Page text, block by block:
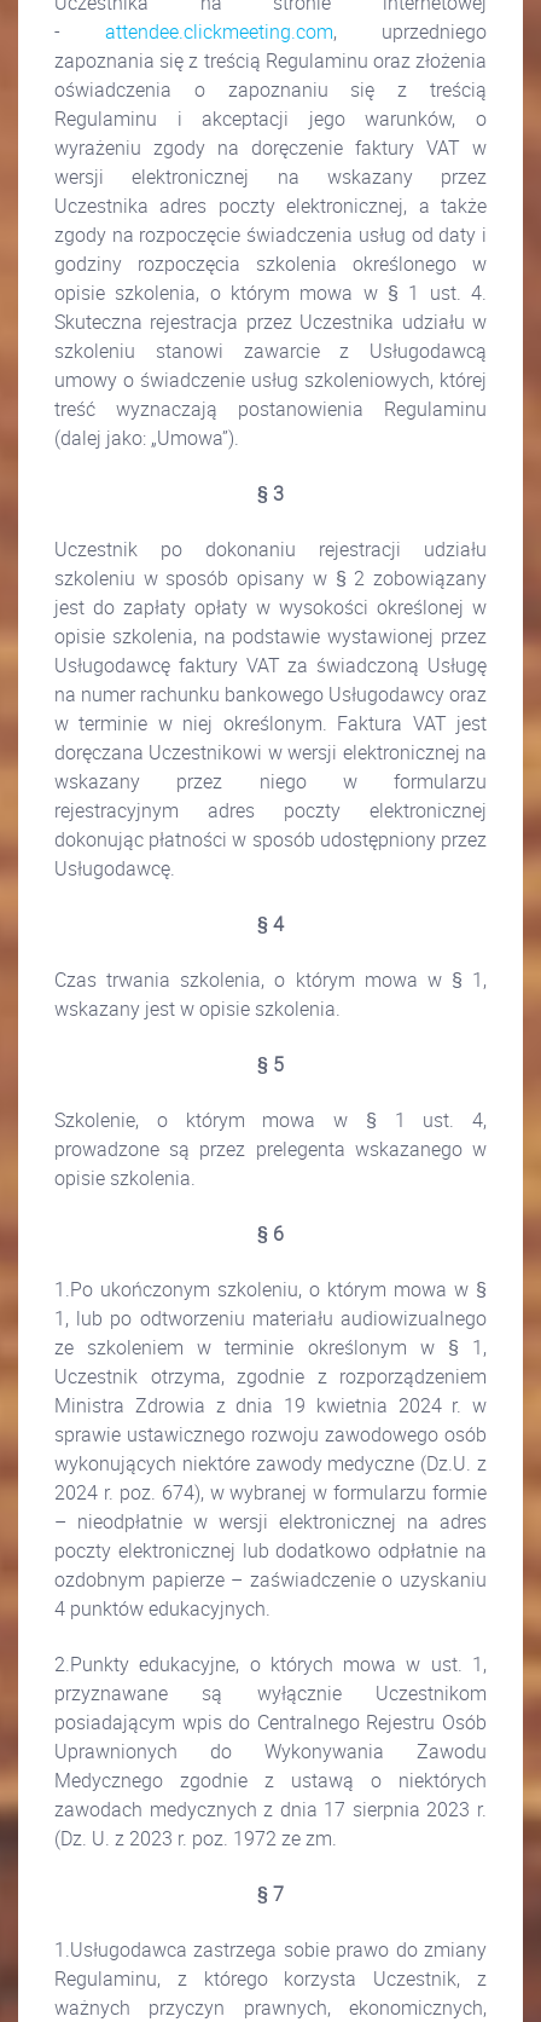
- attendee.clickmeeting.com, uprzedniego
zapoznania się z treścią Regulaminu oraz złożenia
oświadczenia o zapoznaniu się z treścią
Regulaminu i akceptacji jego warunków, o
wyrażeniu zgody na doręczenie faktury VAT w
wersji elektronicznej na wskazany przez
Uczestnika adres poczty elektronicznej, a także
zgody na rozpoczęcie świadczenia usług od daty i
godziny rozpoczęcia szkolenia określonego w
opisie szkolenia, o którym mowa w § 1 ust. 4.
Skuteczna rejestracja przez Uczestnika udziału w
szkoleniu stanowi zawarcie z Usługodawcą
umowy o świadczenie usług szkoleniowych, której
treść wyznaczają postanowienia Regulaminu
(dalej jako: „Umowa”).
§ 3
Uczestnik po dokonaniu rejestracji udziału
szkoleniu w sposób opisany w § 2 zobowiązany
jest do zapłaty opłaty w wysokości określonej w
opisie szkolenia, na podstawie wystawionej przez
Usługodawcę faktury VAT za świadczoną Usługę
na numer rachunku bankowego Usługodawcy oraz
w terminie w niej określonym. Faktura VAT jest
doręczana Uczestnikowi w wersji elektronicznej na
wskazany przez niego w formularzu
rejestracyjnym adres poczty elektronicznej
dokonując płatności w sposób udostępniony przez
Usługodawcę.
§ 4
Czas trwania szkolenia, o którym mowa w § 1,
wskazany jest w opisie szkolenia.
§ 5
Szkolenie, o którym mowa w § 1 ust. 4,
prowadzone są przez prelegenta wskazanego w
opisie szkolenia.
§ 6
1.Po ukończonym szkoleniu, o którym mowa w §
1, lub po odtworzeniu materiału audiowizualnego
ze szkoleniem w terminie określonym w § 1,
Uczestnik otrzyma, zgodnie z rozporządzeniem
Ministra Zdrowia z dnia 19 kwietnia 2024 r. w
sprawie ustawicznego rozwoju zawodowego osób
wykonujących niektóre zawody medyczne (Dz.U. z
2024 r. poz. 674), w wybranej w formularzu formie
– nieodpłatnie w wersji elektronicznej na adres
poczty elektronicznej lub dodatkowo odpłatnie na
ozdobnym papierze – zaświadczenie o uzyskaniu
4 punktów edukacyjnych.
2.Punkty edukacyjne, o których mowa w ust. 1,
przyznawane są wyłącznie Uczestnikom
posiadającym wpis do Centralnego Rejestru Osób
Uprawnionych do Wykonywania Zawodu
Medycznego zgodnie z ustawą o niektórych
zawodach medycznych z dnia 17 sierpnia 2023 r.
(Dz. U. z 2023 r. poz. 1972 ze zm.
§ 7
1.Usługodawca zastrzega sobie prawo do zmiany
Regulaminu, z którego korzysta Uczestnik, z
ważnych przyczyn prawnych, ekonomicznych,